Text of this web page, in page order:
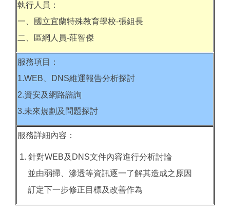
執行人員：
一、國立宜蘭特殊教育學校-張組長
二、區網人員-莊智傑
服務項目：
1.WEB、DNS維運報告分析探討
2.資安及網路諮詢
3.未來規劃及問題探討
服務詳細內容：
1. 針對WEB及DNS文件內容進行分析討論
並由弱掃、滲透等資訊逐一了解其造成之原因
訂定下一步修正目標及改善作為